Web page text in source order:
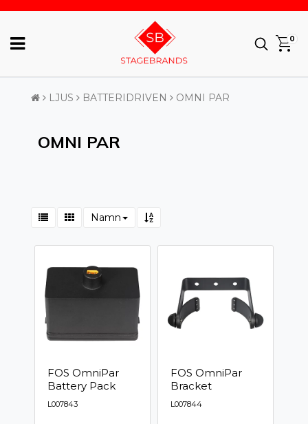
0
LJUS BATTERIDRIVEN OMNI PAR
OMNI PAR
Namn
FOS OmniPar
Battery Pack
L007843
FOS OmniPar
Bracket
L007844